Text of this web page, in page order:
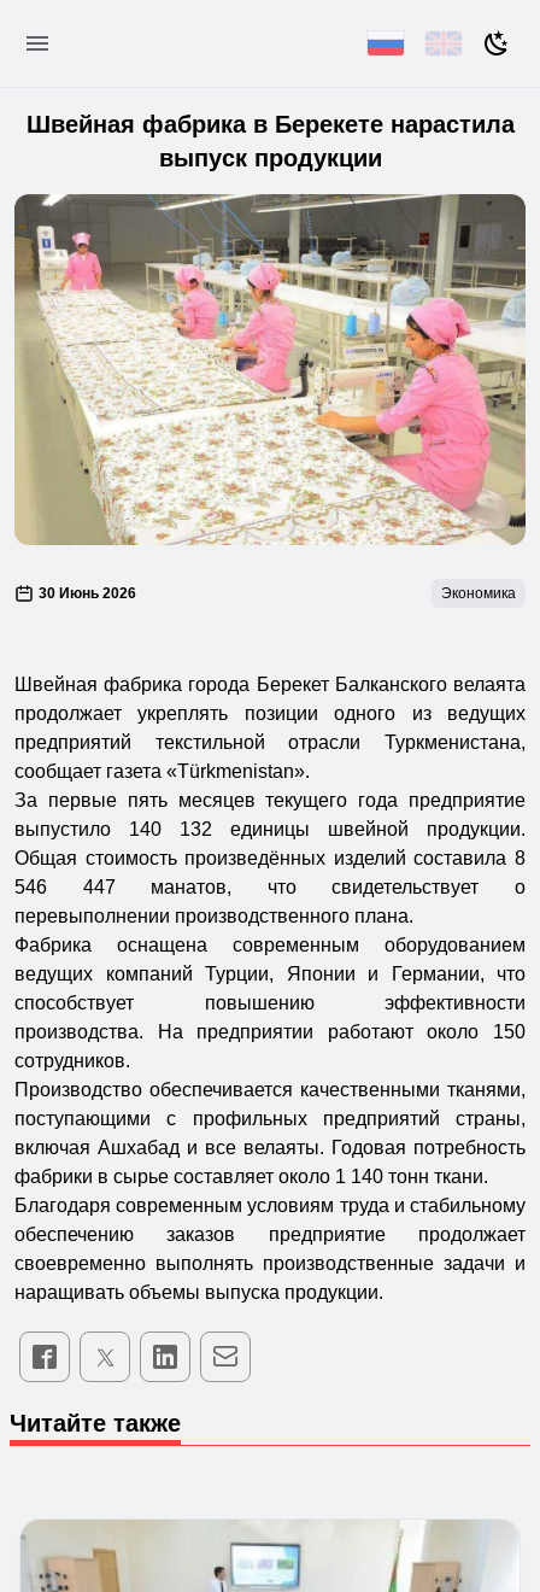
Швейная фабрика в Берекете нарастила
выпуск продукции
30 Июнь 2026 Экономика
Швейная фабрика города Берекет Балканского велаята
продолжает укреплять позиции одного из ведущих
предприятий текстильной отрасли Туркменистана,
сообщает газета «Türkmenistan».
За первые пять месяцев текущего года предприятие
выпустило 140 132 единицы швейной продукции.
Общая стоимость произведённых изделий составила 8
546 447 манатов, что свидетельствует о
перевыполнении производственного плана.
Фабрика оснащена современным оборудованием
ведущих компаний Турции, Японии и Германии, что
способствует повышению эффективности
производства. На предприятии работают около 150
сотрудников.
Производство обеспечивается качественными тканями,
поступающими с профильных предприятий страны,
включая Ашхабад и все велаяты. Годовая потребность
фабрики в сырье составляет около 1 140 тонн ткани.
Благодаря современным условиям труда и стабильному
обеспечению заказов предприятие продолжает
своевременно выполнять производственные задачи и
наращивать объемы выпуска продукции.
Читайте также